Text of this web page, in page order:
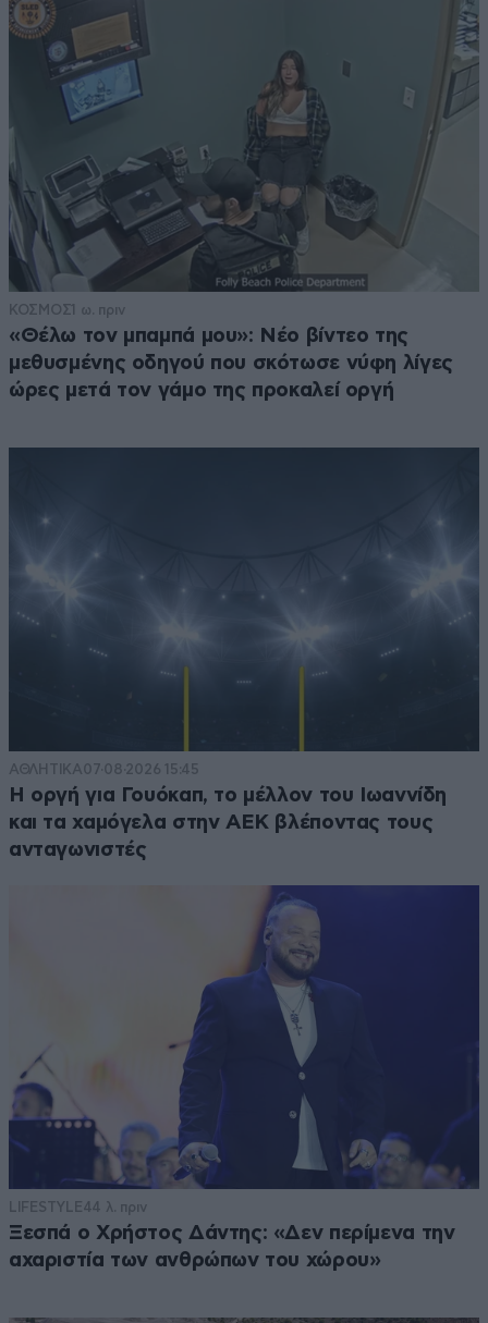
ΚΟΣΜΟΣ1 ω. πριν
«Θέλω τον μπαμπά μου»: Νέο βίντεο της
μεθυσμένης οδηγού που σκότωσε νύφη λίγες
ώρες μετά τον γάμο της προκαλεί οργή
ΑΘΛΗΤΙΚΑ07·08·2026 15:45
Η οργή για Γουόκαπ, το μέλλον του Ιωαννίδη
και τα χαμόγελα στην ΑΕΚ βλέποντας τους
ανταγωνιστές
LIFESTYLE44 λ. πριν
Ξεσπά ο Χρήστος Δάντης: «Δεν περίμενα την
αχαριστία των ανθρώπων του χώρου»